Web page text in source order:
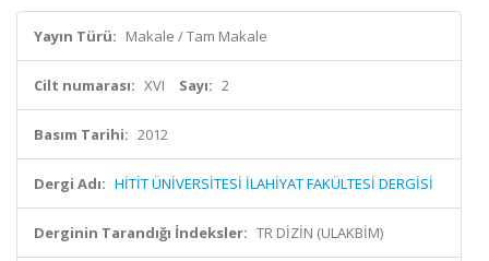
Yayın Türü: Makale / Tam Makale
Cilt numarası: XVI Sayı: 2
Basım Tarihi: 2012
Dergi Adı: HİTİT ÜNİVERSİTESİ İLAHİYAT FAKÜLTESİ DERGİSİ
Derginin Tarandığı İndeksler: TR DİZİN (ULAKBİM)